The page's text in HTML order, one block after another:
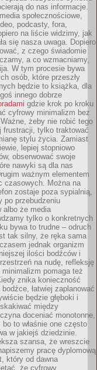
do nas informacje.
społecznościowe,
podcasty, fora,
na liście widzimy, jak
się nasza uwaga. Dopiero
z czego świadomie
a co wzmacniamy,
W tym procesie bywa
osób, które przeszły
będzie to książka, dla
innego dobrze
gdzie krok po kroku
cyfrowy minimalizm bez
żeby nie robić tego
frustracji, tylko traktować
stylu życia. Zamiast
lepiej stopniowo
obserwować swoje
nawyki są dla nas
ważnym elementem
czasowych. Można na
zostaje poza sypialnią,
po przebudzeniu
albo że media
tylko o konkretnych
bywa to trudne – odruch
tak silny, że ręka sama
jednak organizm
ilości bodźców i
na nudę, refleksję
pomaga też
znika konieczność
łatwiej zaplanować
będzie głęboki i
między
doceniać monotonne,
to właśnie one często
w jakiejś dziedzinie.
szansa, że wreszcie
pracę dyplomową
który od dawna
że cyfrowy